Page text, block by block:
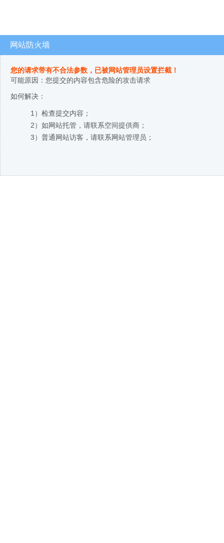
网站防火墙
您的请求带有不合法参数，已被网站管理员设置拦截！
可能原因：您提交的内容包含危险的攻击请求
如何解决：
1）检查提交内容；
2）如网站托管，请联系空间提供商；
3）普通网站访客，请联系网站管理员；